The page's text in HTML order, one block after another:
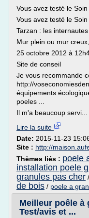
Vous avez testé le
Vous avez testé le
Tarzan : les
Mur plein ou mur
25 octobre 2012 à
Site de conseil
Je vous recommande
http://
équipements
poeles ...
Il m'a beaucoup servi...
Lire la suite
Date: 2015-11-23
Site : http://
Thèmes liés : poele
installation poele
granules pas cher /
de bois / poele a
Meilleur poêle à
Test/avis et ...